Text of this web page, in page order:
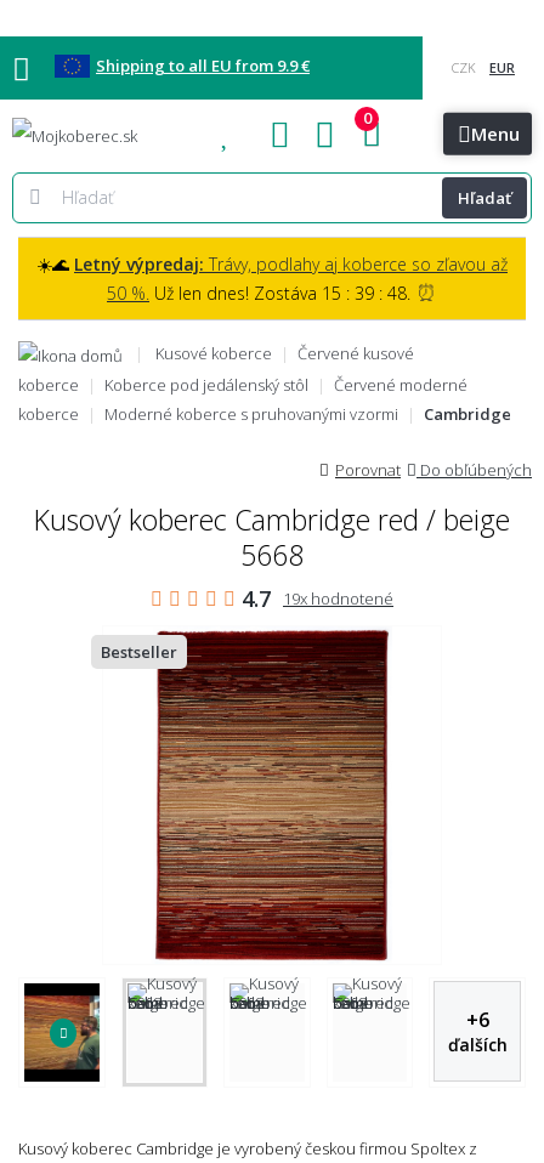
Shipping to all EU from 9.9 €
Blog Kontakt Menu
Hľadať
0
☀️🌊 Letný výpredaj: Trávy, podlahy aj koberce so zľavou až
50 %. Už len dnes! Zostáva 15 : 39 : 47. ⏰
Kusové koberce
Červené kusové
koberce
Koberce pod jedálenský stôl
Červené moderné
koberce
Moderné koberce s pruhovanými vzormi Cambridge
Porovnat Do obľúbených
Kusový koberec Cambridge red / beige
5668
4.7 19x hodnotené
Bestseller
+6
ďalších
Kusový koberec Cambridge je vyrobený českou firmou Spoltex z